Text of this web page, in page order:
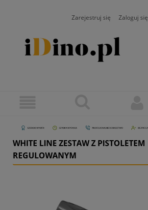
Zarejestruj się Zaloguj się
WHITE LINE ZESTAW Z PISTOLETEM
REGULOWANYM